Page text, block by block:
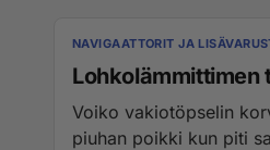
NAVIGAATTORIT JA
Lohkolämmittimen
Voiko vakiotöpselin
piuhan poikki kun piti